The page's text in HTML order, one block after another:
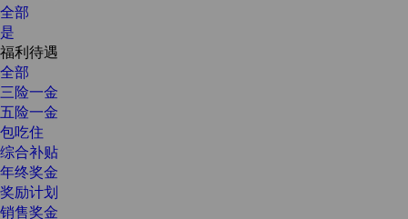
全部
是
福利待遇
全部
三险一金
五险一金
包吃住
综合补贴
年终奖金
奖励计划
销售奖金